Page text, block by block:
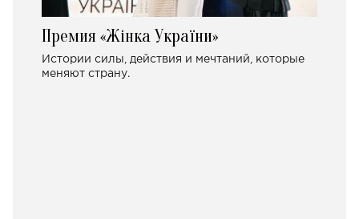
Премия «Жінка України»
Истории силы, действия и мечтаний, которые
меняют страну.